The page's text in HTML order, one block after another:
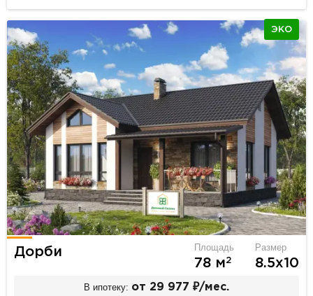
ЭКО
Дорби Площадь
78 м2
Размер
8.5х10
В ипотеку: от 29 977 ₽/мес.